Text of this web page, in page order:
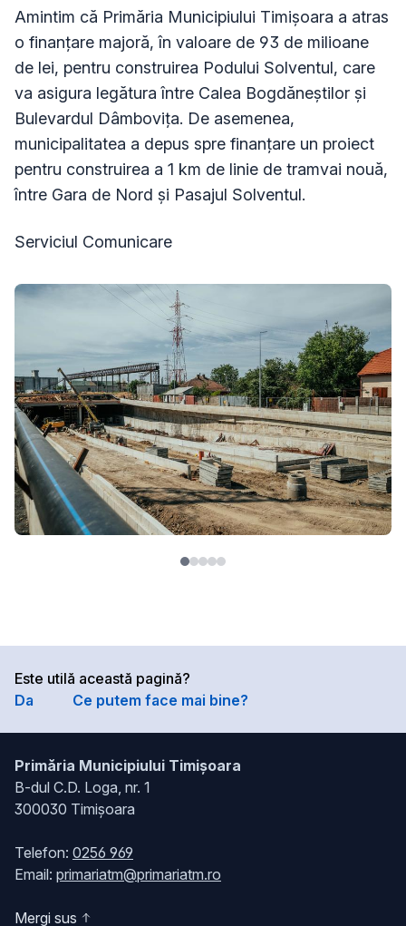
Amintim că Primăria Municipiului Timișoara a atras
o finanțare majoră, în valoare de 93 de milioane
de lei, pentru construirea Podului Solventul, care
va asigura legătura între Calea Bogdăneștilor și
Bulevardul Dâmbovița. De asemenea,
municipalitatea a depus spre finanțare un proiect
pentru construirea a 1 km de linie de tramvai nouă,
între Gara de Nord și Pasajul Solventul.
Serviciul Comunicare
Este utilă această pagină?
Da
Ce putem face mai bine?
Primăria Municipiului Timișoara
B-dul C.D. Loga, nr. 1
300030 Timișoara
Telefon: 0256 969
Email: primariatm@primariatm.ro
Mergi sus